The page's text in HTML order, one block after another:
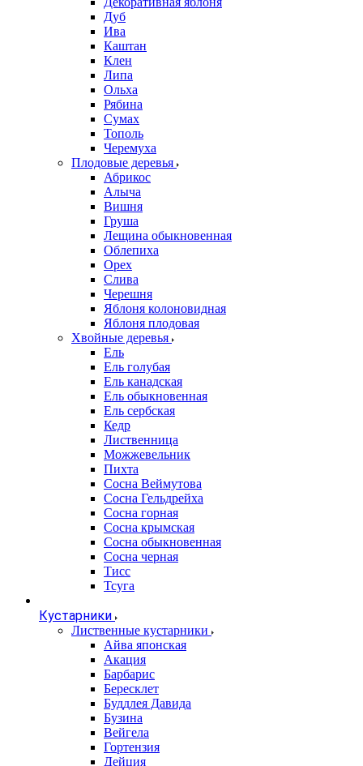
Дуб
Ива
Каштан
Клен
Липа
Ольха
Рябина
Сумах
Тополь
Черемуха
Плодовые деревья
Абрикос
Алыча
Вишня
Груша
Лещина обыкновенная
Облепиха
Орех
Слива
Черешня
Яблоня колоновидная
Яблоня плодовая
Хвойные деревья
Ель
Ель голубая
Ель канадская
Ель обыкновенная
Ель сербская
Кедр
Лиственница
Можжевельник
Пихта
Сосна Веймутова
Сосна Гельдрейха
Сосна горная
Сосна крымская
Сосна обыкновенная
Сосна черная
Тисс
Тсуга
Кустарники
Лиственные кустарники
Айва японская
Акация
Барбарис
Бересклет
Буддлея Давида
Бузина
Вейгела
Гортензия
Дейция